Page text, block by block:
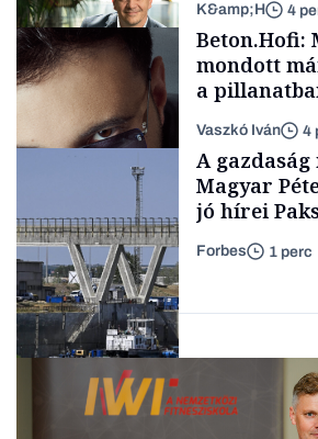
Családi
vállalkozások
TÁMOGATÓI
K&amp;H 4
Forbes-sztori
Beton.Hofi:
mondott
a
a
kimondani
Vaszkó Iván 4
A
Magyar
jó hírei
Forbes 1 perc